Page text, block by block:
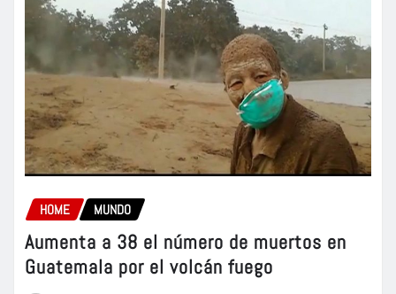
HOME MUNDO
Aumenta a 38 el número de muertos en
Guatemala por el volcán fuego